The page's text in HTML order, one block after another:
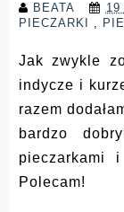
BEATA 19
PIECZARKI ,
Jak zwykle
indycze i
razem
bardzo
pieczarkami
Polecam!